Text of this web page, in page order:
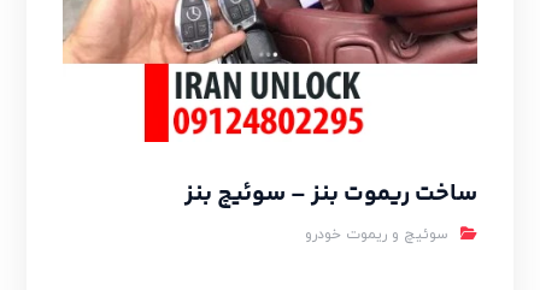
ساخت ریموت بنز – سوئیچ بنز
سوئیچ و ریموت خودرو